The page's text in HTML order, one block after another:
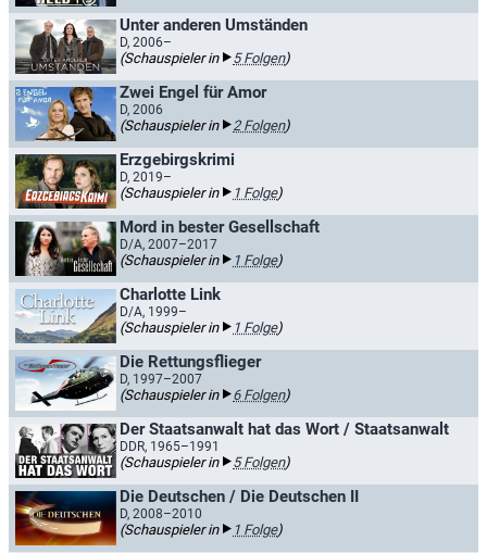
Unter anderen Umständen
D, 2006–
(Schauspieler in 5 Folgen)
Zwei Engel für Amor
D, 2006
(Schauspieler in 2 Folgen)
Erzgebirgskrimi
D, 2019–
(Schauspieler in 1 Folge)
Mord in bester Gesellschaft
D/A, 2007–2017
(Schauspieler in 1 Folge)
Charlotte Link
D/A, 1999–
(Schauspieler in 1 Folge)
Die Rettungsflieger
D, 1997–2007
(Schauspieler in 6 Folgen)
Der Staatsanwalt hat das Wort / Staatsanwalt
DDR, 1965–1991
(Schauspieler in 5 Folgen)
Die Deutschen / Die Deutschen II
D, 2008–2010
(Schauspieler in 1 Folge)